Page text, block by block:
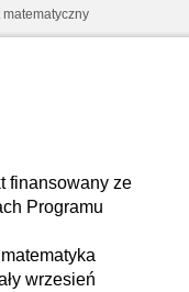
matematyczny
finansowany ze
Programu
wrzesień